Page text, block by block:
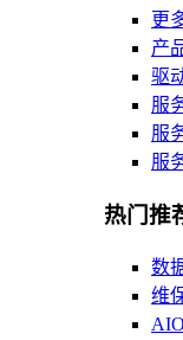
更
产
驱
服
服
服
热门推
数
维